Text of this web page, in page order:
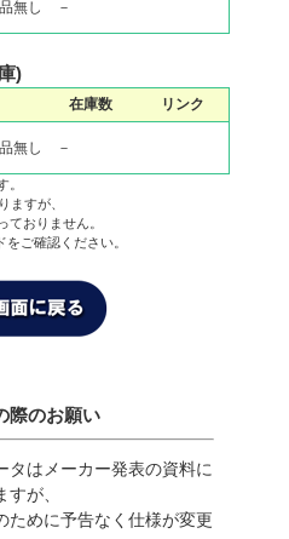
無し －
)
在庫数 リンク
無し －
ますが、
ておりません。
ご確認ください。
際のお願い
タはメーカー発表の資料に
が、
ために予告なく仕様が変更